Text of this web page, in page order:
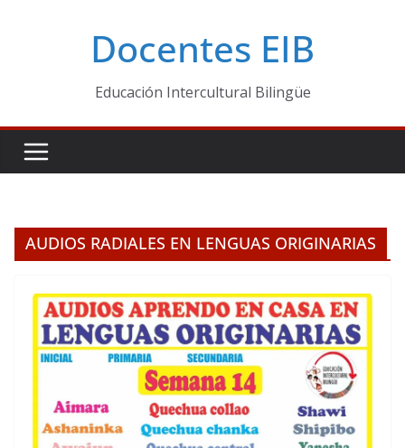
Docentes EIB
Educación Intercultural Bilingüe
AUDIOS RADIALES EN LENGUAS ORIGINARIAS